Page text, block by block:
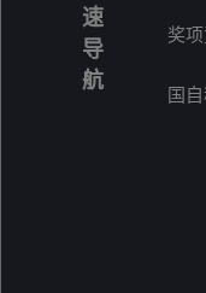
速
导
航
奖
国